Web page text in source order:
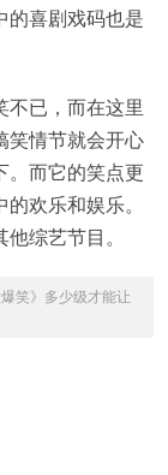
的喜剧戏码也是
不已，而在这里
笑情节就会开心
。而它的笑点更
欢乐和娱乐。
综艺节目。
笑》多少级才能让